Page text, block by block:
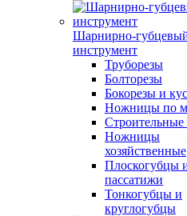
Шарнирно-
инструмент
Труборезы
Болторезы
Бокорезы и
Ножницы по
Ножницы
хозяйственные
Плоскогубцы
пассатижи
Тонкогубцы и
круглогубцы